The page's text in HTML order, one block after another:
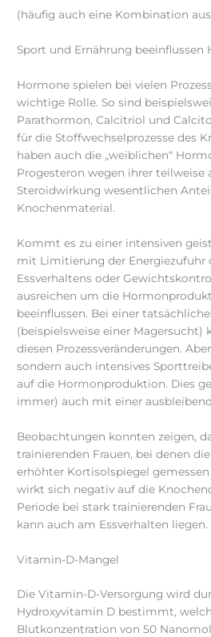
(häufig auch eine Kombination
Sport und Ernährung beeinflussen
Hormone spielen bei vielen
wichtige Rolle. So sind
Parathormon, Calcitriol und
für die Stoffwechselprozesse des
haben auch die „weiblichen“
Progesteron wegen ihrer teilweise
Steroidwirkung wesentlichen
Knochenmaterial.
Kommt es zu einer intensiven
mit Limitierung der Energiezufuhr
Essverhaltens oder
ausreichen um die
beeinflussen. Bei einer
(beispielsweise einer Magersucht)
diesen Prozessveränderungen.
sondern auch intensives
auf die Hormonproduktion. Dies
immer) auch mit einer
Beobachtungen konnten zeigen,
trainierenden Frauen, bei denen
erhöhter Kortisolspiegel
wirkt sich negativ auf die
Periode bei stark trainierenden
kann auch am Essverhalten liegen.
Vitamin-D-Mangel
Die Vitamin-D-Versorgung wird
Hydroxyvitamin D bestimmt,
Blutkonzentration von 50